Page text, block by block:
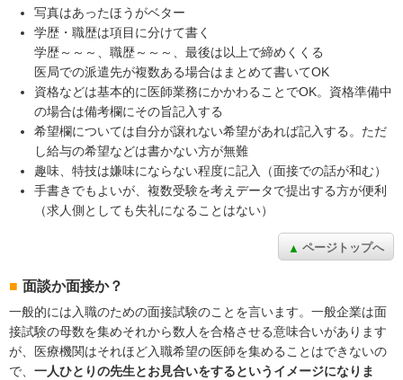
写真はあったほうがベター
学歴・職歴は項目に分けて書く
学歴～～～、職歴～～～、最後は以上で締めくくる
医局での派遣先が複数ある場合はまとめて書いてOK
資格などは基本的に医師業務にかかわることでOK。資格準備中
の場合は備考欄にその旨記入する
希望欄については自分が譲れない希望があれば記入する。ただ
し給与の希望などは書かない方が無難
趣味、特技は嫌味にならない程度に記入（面接での話が和む）
手書きでもよいが、複数受験を考えデータで提出する方が便利
（求人側としても失礼になることはない）
ページトップへ
面談か面接か？
一般的には入職のための面接試験のことを言います。一般企業は面
接試験の母数を集めそれから数人を合格させる意味合いがあります
が、医療機関はそれほど入職希望の医師を集めることはできないの
で、 一人ひとりの先生とお見合いをするというイメージになりま